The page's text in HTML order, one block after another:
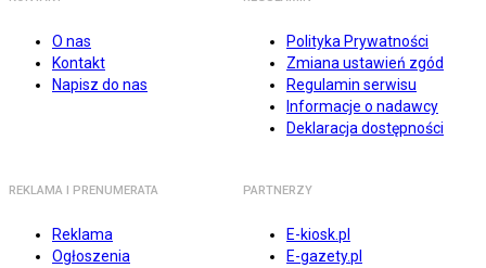
O nas
Kontakt
Napisz do nas
Polityka Prywatności
Zmiana ustawień zgód
Regulamin serwisu
Informacje o nadawcy
Deklaracja dostępności
REKLAMA I PRENUMERATA
Reklama
Ogłoszenia
PARTNERZY
E-kiosk.pl
E-gazety.pl